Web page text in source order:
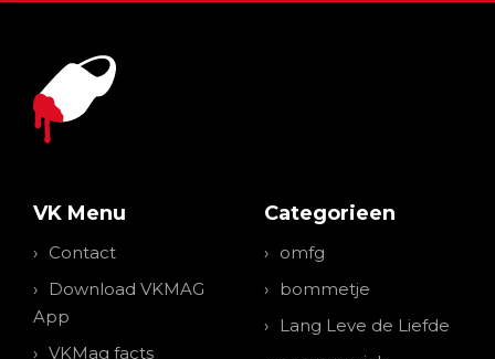
VK Menu
Contact
Download VKMAG
App
VKMag facts
Categorieen
omfg
bommetje
Lang Leve de Liefde